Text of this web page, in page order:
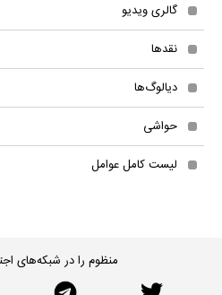
گالری ویدیو
نقدها
دیالوگ‌ها
حواشی
لیست کامل عوامل
منظوم را در شبکه‌های